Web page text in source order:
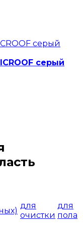
серый
для
очистки
для
пола